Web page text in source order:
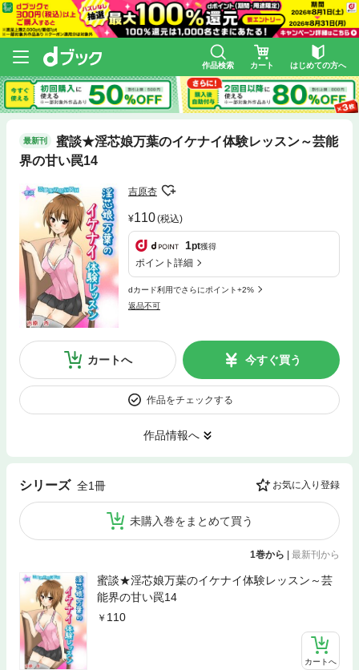
作品検索 カート はじめての方へ
最新刊
蜜談★淫芯娘万葉のイケナイ体験レッスン～芸能
界の甘い罠14
吉原杏
110(税込)
1pt獲得
ポイント詳細
dカード利用でさらにポイント+2%
返品不可
カートへ 今すぐ買う
作品をチェックする
作品情報へ
シリーズ 全1冊 お気に入り登録
未購入巻をまとめて買う
1巻から | 最新刊から
蜜談★淫芯娘万葉のイケナイ体験レッスン～芸
能界の甘い罠14
110
カートへ